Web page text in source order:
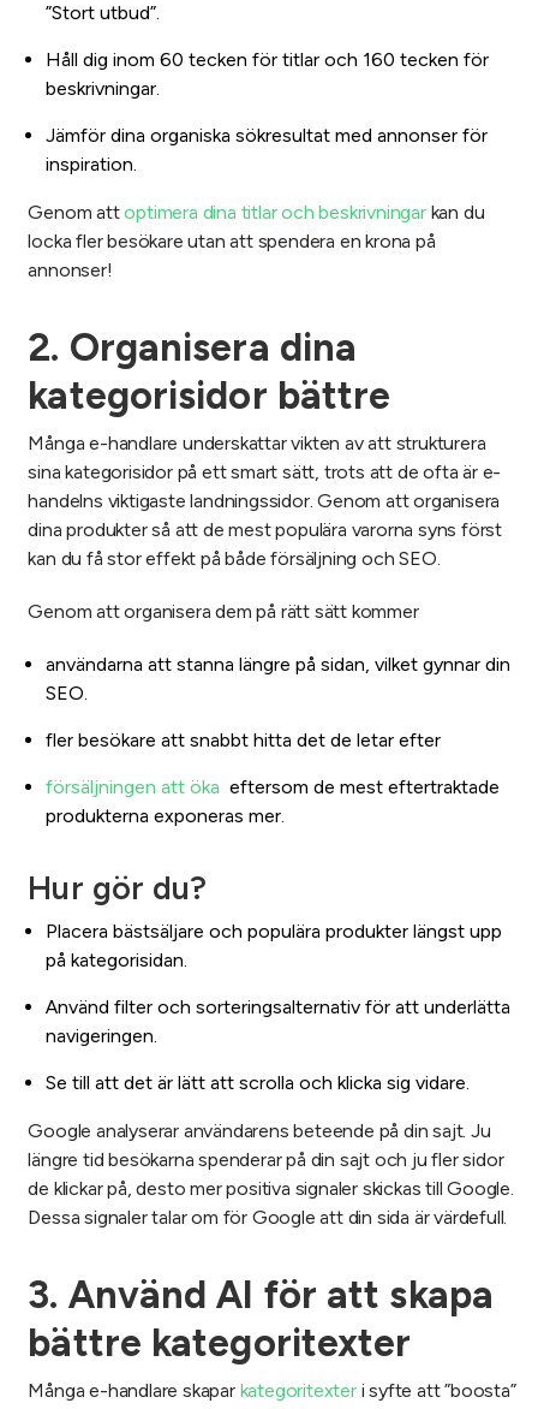
”Stort utbud”.
Håll dig inom 60 tecken för titlar och 160 tecken för
beskrivningar.
Jämför dina organiska sökresultat med annonser för
inspiration.
Genom attoptimera dina titlar och beskrivningarkan du
locka fler besökare utan att spendera en krona på
annonser!
2. Organisera dina
kategorisidor bättre
Många e-handlare underskattar vikten av att strukturera
sina kategorisidor på ett smart sätt, trots att de ofta är e-
handelns viktigaste landningssidor. Genom att organisera
dina produkter så att de mest populära varorna syns först
kan du få stor effekt på både försäljning och SEO.
Genom att organisera dem på rätt sätt kommer
användarna att stanna längre på sidan, vilket gynnar din
SEO.
fler besökare att snabbt hitta det de letar efter
försäljningen att öka eftersom de mest eftertraktade
produkterna exponeras mer.
Hur gör du?
Placera bästsäljare och populära produkter längst upp
på kategorisidan.
Använd filter och sorteringsalternativ för att underlätta
navigeringen.
Se till att det är lätt att scrolla och klicka sig vidare.
Google analyserar användarens beteende på din sajt. Ju
längre tid besökarna spenderar på din sajt och ju fler sidor
de klickar på, desto mer positiva signaler skickas till Google.
Dessa signaler talar om för Google att din sida är värdefull.
3. Använd AI för att skapa
bättre kategoritexter
Många e-handlare skapar kategoritexteri syfte att ”boosta”